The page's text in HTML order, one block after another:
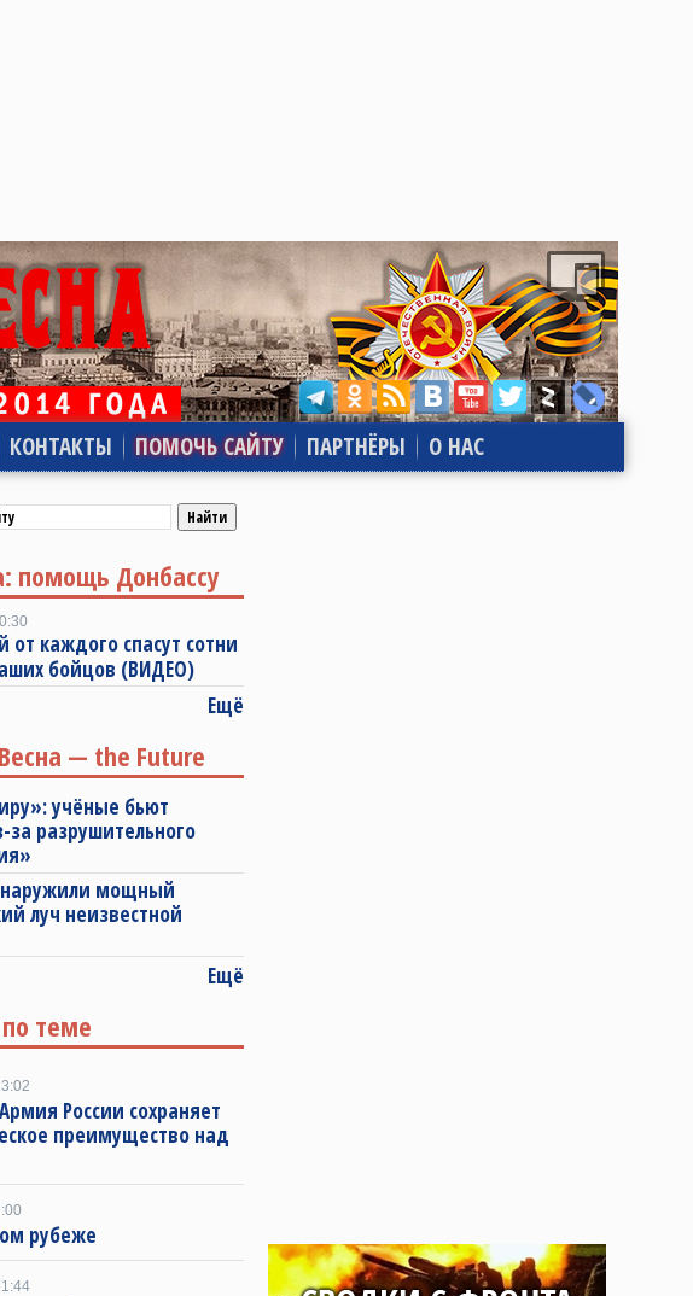
КОНТАКТЫ ПОМОЧЬ САЙТУ ПАРТНЁРЫ О НАС
помощь Донбассу
от каждого спасут сотни
бойцов (ВИДЕО)
Ещё
— the Future
учёные бьют
за разрушительного
мощный
луч неизвестной
Ещё
теме
России сохраняет
преимущество над
рубеже